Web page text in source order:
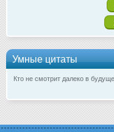
Умные цитаты
Кто не смотрит далеко в